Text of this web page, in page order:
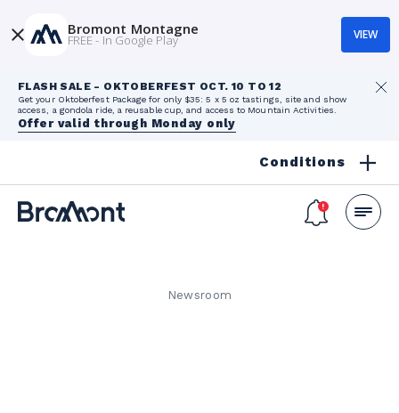
FLASH SALE - OKTOBERFEST OCT. 10 TO 12
Get your Oktoberfest Package for only $35: 5 x 5 oz tastings, site and show
access, a gondola ride, a reusable cup, and access to Mountain Activities.
Offer valid through Monday only
Conditions
Newsroom
Bromont Montagne
FREE - In Google Play VIEW